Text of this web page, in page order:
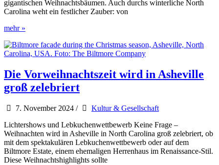
gigantischen Weihnachtsbäumen. Auch durchs winterliche North
Carolina weht ein festlicher Zauber: von
Auf
Reise
durch
Carolina
mehr »
Die Vorweihnachtszeit wird in Asheville
groß zelebriert
7. November 2024 /
Kultur & Gesellschaft
Lichtershows und Lebkuchenwettbewerb Keine Frage –
Weihnachten wird in Asheville in North Carolina groß zelebriert, ob
mit dem spektakulären Lebkuchenwettbewerb oder auf dem
Biltmore Estate, einem ehemaligen Herrenhaus im Renaissance-Stil.
Diese Weihnachtshighlights sollte